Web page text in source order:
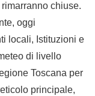
chiuse.
oggi
locali, Istituzioni e
di livello
Toscana per
principale,